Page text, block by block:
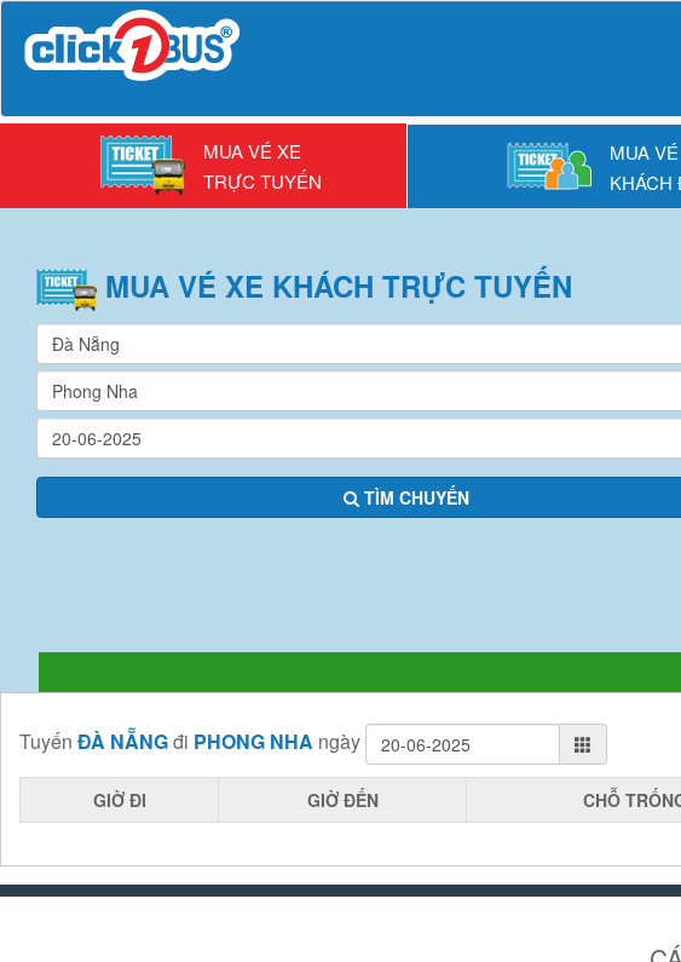
MUA VÉ XE
TRỰC TUYẾN
MUA VÉ
KHÁCH
MUA VÉ XE KHÁCH TRỰC TUYẾN
TÌM CHUYẾN
Tuyến ĐÀ NẴNGđi PHONG NHA ngày
GIỜ ĐI GIỜ ĐẾN CHỖ